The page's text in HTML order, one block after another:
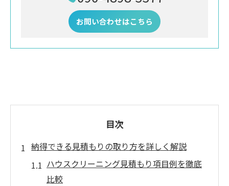
お問い合わせはこちら
目次
納得できる見積もりの取り方を詳しく解説
ハウスクリーニング見積もり項目例を徹底
比較